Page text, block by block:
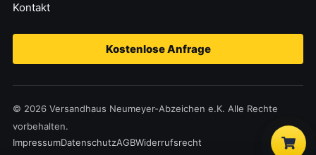
Kontakt
Kostenlose Anfrage
© 2026 Versandhaus Neumeyer-Abzeichen e.K. Alle Rechte
vorbehalten.
ImpressumDatenschutzAGBWiderrufsrecht